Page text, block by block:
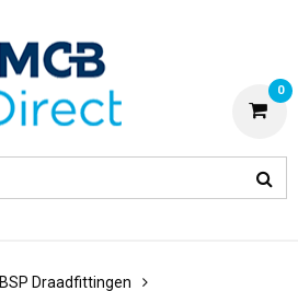
0
BSP Draadfittingen